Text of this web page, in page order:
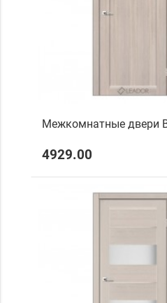
Межкомнатные двери
4929.00